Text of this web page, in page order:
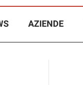
AZIENDE